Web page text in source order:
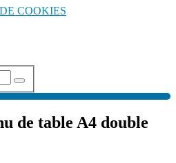
COOKIES
de table A4 double